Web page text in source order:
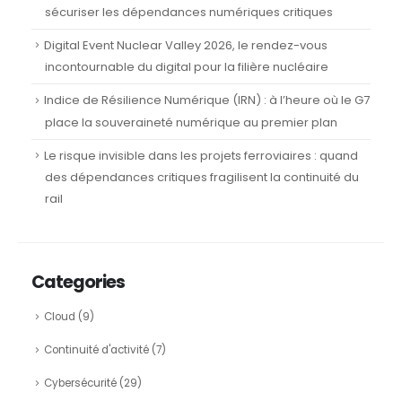
sécuriser les dépendances numériques critiques
Digital Event Nuclear Valley 2026, le rendez-vous
incontournable du digital pour la filière nucléaire
Indice de Résilience Numérique (IRN) : à l’heure où le G7
place la souveraineté numérique au premier plan
Le risque invisible dans les projets ferroviaires : quand
des dépendances critiques fragilisent la continuité du
rail
Categories
Cloud (9)
Continuité d'activité(7)
Cybersécurité(29)